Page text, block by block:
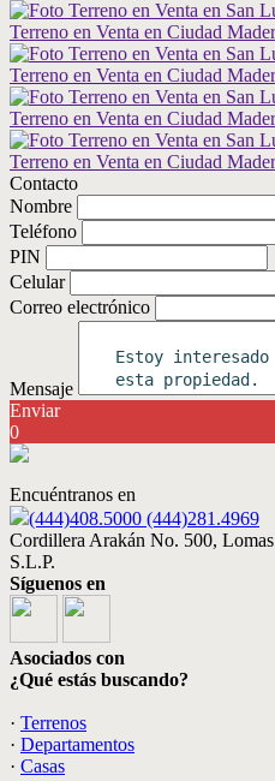
Contacto
Nombre
Teléfono
PIN
Celular
Correo electrónico
Mensaje
Enviar
0
Encuéntranos en
(444)408.5000 (444)281.4969
Cordillera Arakán No. 500,
S.L.P.
Síguenos en
Asociados con
¿Qué estás buscando?
· Terrenos
· Departamentos
· Casas